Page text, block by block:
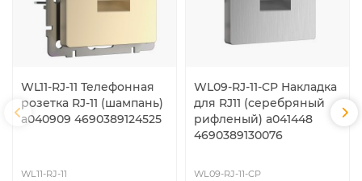
WL11-RJ-11 Телефонная
розетка RJ-11 (шампань)
a040909 4690389124525
WL11-RJ-11
WL09-RJ-11-CP Накладка
для RJ11 (серебряный
рифленый) a041448
4690389130076
WL09-RJ-11-CP